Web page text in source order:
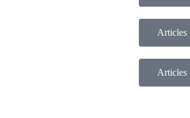
Articles
Articles